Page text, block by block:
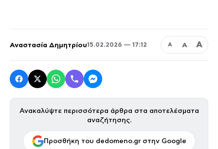
Αναστασία Δημητρίου15.02.2026 — 17:12 Α Α Α
Ανακαλύψτε περισσότερα άρθρα στα αποτελέσματα
αναζήτησης.
Προσθήκη του dedomeno.gr στην Google